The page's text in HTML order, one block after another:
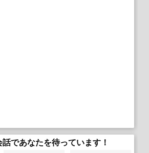
であなたを待っています！